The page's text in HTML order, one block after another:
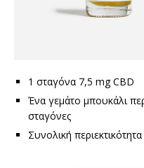
1 σταγόνα 7,5 mg CBD
Ένα γεμάτο μπουκάλι
σταγόνες
Συνολική